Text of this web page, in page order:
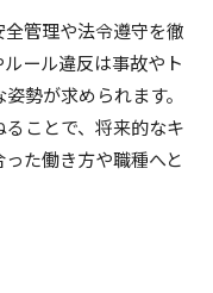
管理や法令遵守を徹
ール違反は事故やト
勢が求められます。
ことで、将来的なキ
た働き方や職種へと